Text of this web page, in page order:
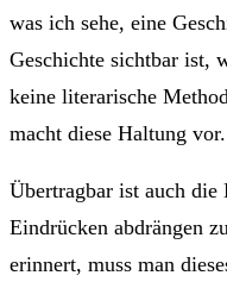
was ich sehe, eine
Geschichte sichtbar ist,
keine literarische
macht diese Haltung vor.
Übertragbar ist auch die
Eindrücken abdrängen
erinnert, muss man